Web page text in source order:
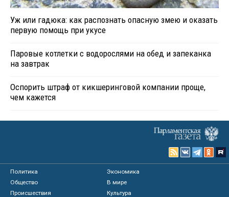
Уж или гадюка: как распознать опасную змею и оказать
первую помощь при укусе
Паровые котлетки с водорослями на обед и запеканка
на завтрак
Оспорить штраф от кикшеринговой компании проще,
чем кажется
Политика
Экономика
Общество
В мире
Происшествия
Культура